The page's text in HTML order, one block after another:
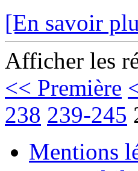
[En savoir
Afficher les
<< Première
238 239-245
Mentions